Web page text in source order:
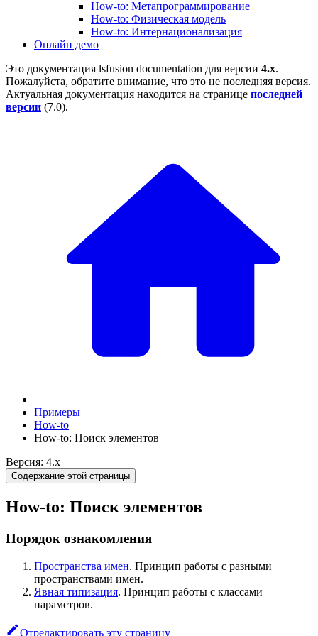
How-to: Метапрограммирование
How-to: Физическая модель
How-to: Интернационализация
Онлайн демо
Это документация lsfusion documentation для версии 4.x.
Пожалуйста, обратите внимание, что это не последняя версия.
Актуальная документация находится на странице последней
версии (7.0).
Примеры
How-to
How-to: Поиск элементов
Версия: 4.x
Содержание этой страницы
How-to: Поиск элементов
Порядок ознакомления
Пространства имен. Принцип работы с разными
пространствами имен.
Явная типизация. Принцип работы с классами
параметров.
Отредактировать эту страницу